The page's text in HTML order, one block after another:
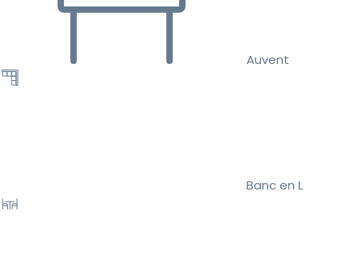
Auvent
Banc en L